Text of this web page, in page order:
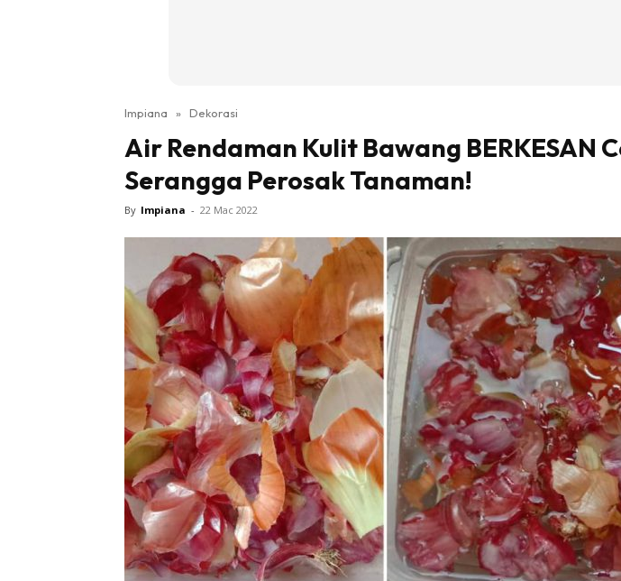
Buletin
Inspirasi
Bilik Air
Bilik Tidur
Ruang Makan
Ruang Tamu
Direktori
Interior Design
Landskap
DIY
Bilik Air
Bilik Tidur
Dapur
Impiana » Dekorasi
Air Rendaman Kulit Bawang BERKESAN
Serangga Perosak Tanaman!
By Impiana - 22 Mac 2022